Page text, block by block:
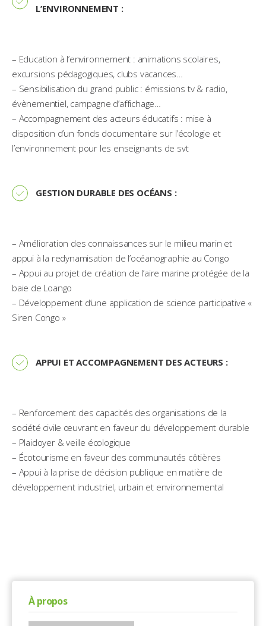
L’ENVIRONNEMENT :
– Education à l’environnement : animations scolaires,
excursions pédagogiques, clubs vacances…
– Sensibilisation du grand public : émissions tv & radio,
évènementiel, campagne d’affichage…
– Accompagnement des acteurs éducatifs : mise à
disposition d’un fonds documentaire sur l’écologie et
l’environnement pour les enseignants de svt
GESTION DURABLE DES OCÉANS :
– Amélioration des connaissances sur le milieu marin et
appui à la redynamisation de l’océanographie au Congo
– Appui au projet de création de l’aire marine protégée de la
baie de Loango
– Développement d’une application de science participative «
Siren Congo »
APPUI ET ACCOMPAGNEMENT DES ACTEURS :
– Renforcement des capacités des organisations de la
société civile œuvrant en faveur du développement durable
– Plaidoyer & veille écologique
– Écotourisme en faveur des communautés côtières
– Appui à la prise de décision publique en matière de
développement industriel, urbain et environnemental
À propos